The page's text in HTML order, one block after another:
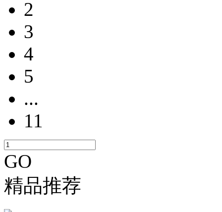
2
3
4
5
...
11
GO
精品推荐